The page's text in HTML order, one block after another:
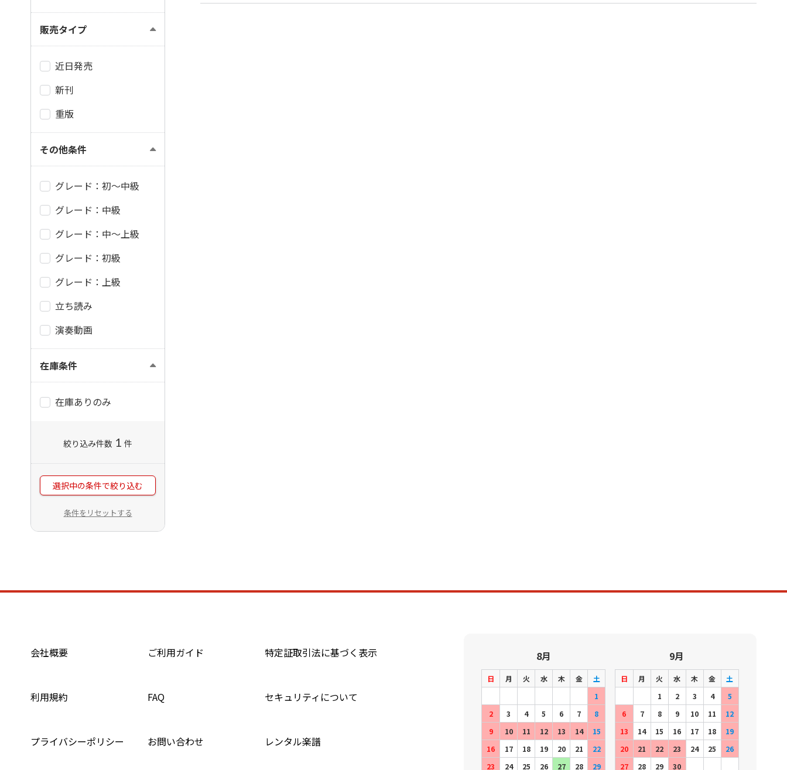
販売タイプ
近日発売
新刊
重版
その他条件
グレード：初～中級
グレード：中級
グレード：中～上級
グレード：初級
グレード：上級
立ち読み
演奏動画
在庫条件
在庫ありのみ
絞り込み件数 1 件
選択中の条件で絞り込む
条件をリセットする
会社概要 ご利用ガイド 特定証取引法に基づく表示
利用規約 FAQ セキュリティについて
プライバシーポリシー お問い合わせ レンタル楽譜
8月
日 月 火 水 木 金
土
1
2
3 4 5 6 7
8
9
10 11 12 13 14
15
16
17 18 19 20 21
22
23
24 25 26 27 28 29
9月
日 月 火 水 木 金
土
1
2 3 4
5
6
7 8 9 10 11
12
13
14 15 16 17 18
19
20
21 22 23 24 25
26
27
28 29 30